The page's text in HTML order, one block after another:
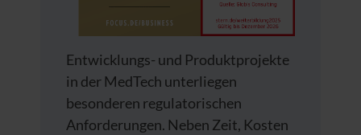
Entwicklungs- und Produktprojekte
in der MedTech unterliegen
besonderen regulatorischen
Anforderungen. Neben Zeit, Kosten